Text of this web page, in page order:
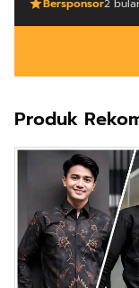
Bersponsor2
Produk